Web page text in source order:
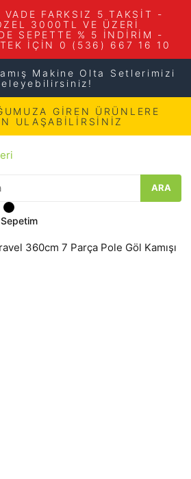
VADE FARKSIZ 5 TAKSİT -
3000TL VE ÜZERİ
SEPETTE % 5 İNDİRİM -
İÇİN 0 (536) 667 16 10
Makine Olta Setlerimizi
GİREN ÜRÜNLERE
ULAŞABİLİRSİNİZ
ARA
Sepetim